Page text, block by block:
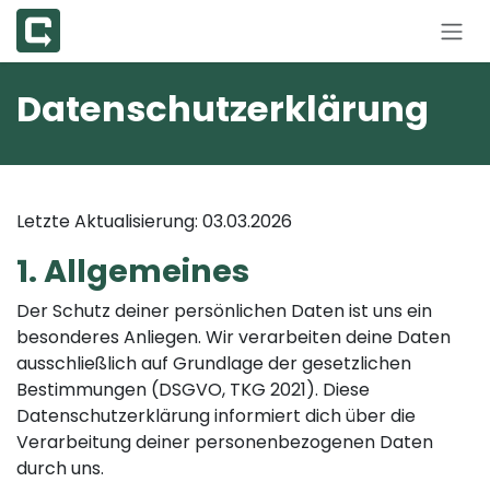
Zum Inhalt springen
Datenschutzerklärung
Letzte Aktualisierung: 03.03.2026
1. Allgemeines
Der Schutz deiner persönlichen Daten ist uns ein
besonderes Anliegen. Wir verarbeiten deine Daten
ausschließlich auf Grundlage der gesetzlichen
Bestimmungen (DSGVO, TKG 2021). Diese
Datenschutzerklärung informiert dich über die
Verarbeitung deiner personenbezogenen Daten
durch uns.